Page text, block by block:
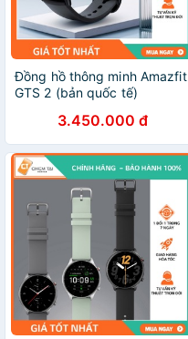
Đồng hồ thông minh Amazfit
GTS 2 (bản quốc tế)
3.450.000 đ